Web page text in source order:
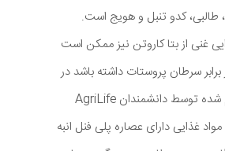
طالبی، کدو تنبل و هویج است.
غنی از بتا کاروتن نیز ممکن است
سرطان پروستات داشته باشد در
یک مطالعه انجام شده توسط دانشمندان AgriLife
غذایی دارای عصاره پلی فنل انبه